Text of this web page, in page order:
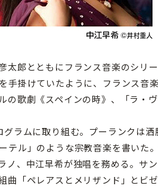
郎とともにフランス音楽のシリ
手掛けていたように、フランス音
の歌劇《スペインの時》、「ラ・
ラムに取り組む。プーランクは洒
テル」のような宗教音楽を書いた
、中江早希が独唱を務める。サ
「ペレアスとメリザンド」とビゼ